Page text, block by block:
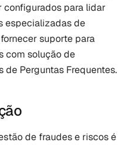
configurados para lidar
especializadas de
suporte para
com solução de
Perguntas Frequentes.
de fraudes e riscos é